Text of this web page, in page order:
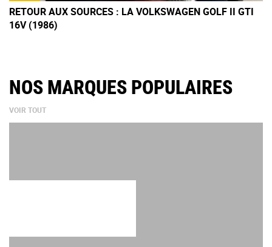
RETOUR AUX SOURCES : LA VOLKSWAGEN GOLF II GTI
16V (1986)
NOS MARQUES POPULAIRES
VOIR TOUT